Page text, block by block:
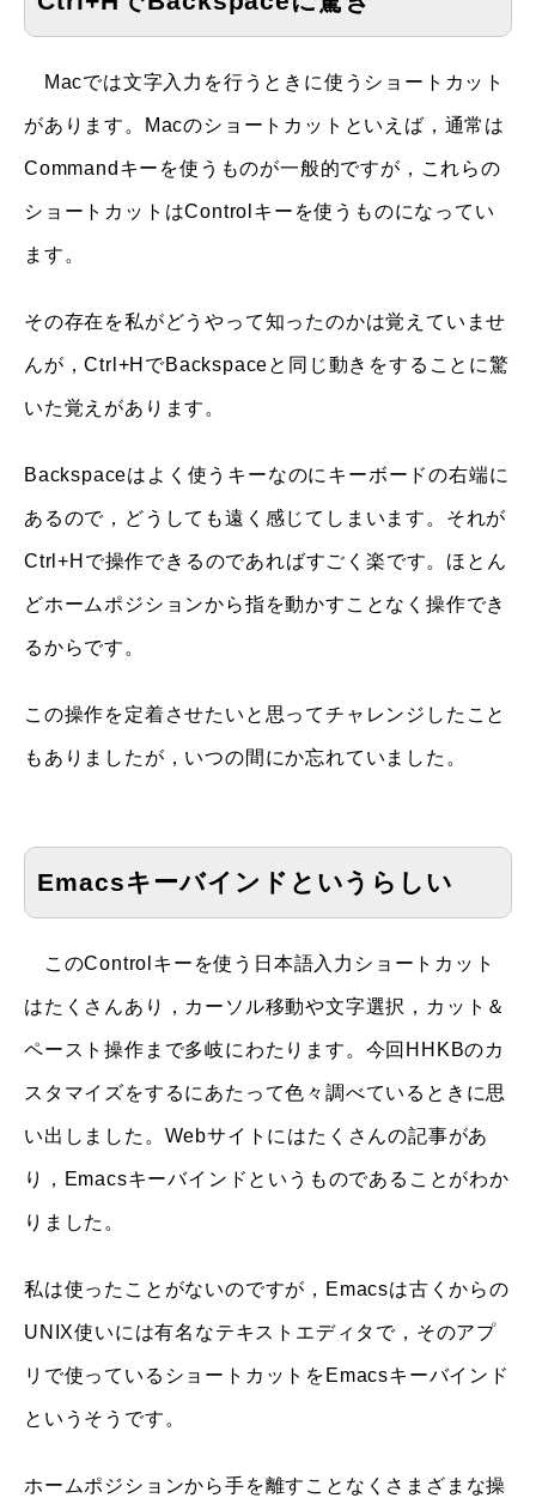
Macでは文字入力を行うときに使うショートカット
があります。Macのショートカットといえば，通常は
Commandキーを使うものが一般的ですが，これらの
ショートカットはControlキーを使うものになってい
ます。
その存在を私がどうやって知ったのかは覚えていませ
んが，Ctrl+HでBackspaceと同じ動きをすることに驚
いた覚えがあります。
Backspaceはよく使うキーなのにキーボードの右端に
あるので，どうしても遠く感じてしまいます。それが
Ctrl+Hで操作できるのであればすごく楽です。ほとん
どホームポジションから指を動かすことなく操作でき
るからです。
この操作を定着させたいと思ってチャレンジしたこと
もありましたが，いつの間にか忘れていました。
Emacsキーバインドというらしい
このControlキーを使う日本語入力ショートカット
はたくさんあり，カーソル移動や文字選択，カット＆
ペースト操作まで多岐にわたります。今回HHKBのカ
スタマイズをするにあたって色々調べているときに思
い出しました。Webサイトにはたくさんの記事があ
り，Emacsキーバインドというものであることがわか
りました。
私は使ったことがないのですが，Emacsは古くからの
UNIX使いには有名なテキストエディタで，そのアプ
リで使っているショートカットをEmacsキーバインド
というそうです。
ホームポジションから手を離すことなくさまざまな操